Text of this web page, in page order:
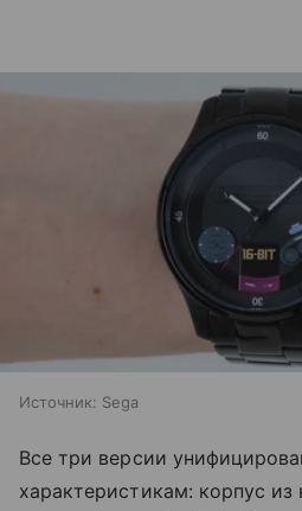
Источник: Sega
Все три версии
характеристикам: корпус